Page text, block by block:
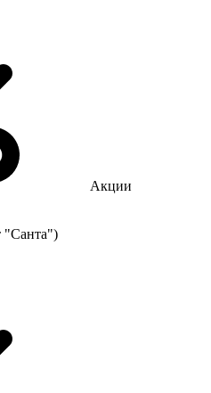
Акции
"Санта")